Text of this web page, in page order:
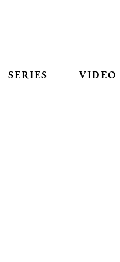
SERIES VIDEO